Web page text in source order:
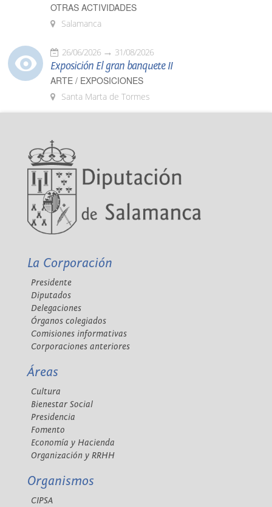
OTRAS ACTIVIDADES
Salamanca
26/06/2026 31/08/2026
Exposición El gran banquete II
ARTE / EXPOSICIONES
Santa Marta de Tormes
La Corporación
Presidente
Diputados
Delegaciones
Órganos colegiados
Comisiones informativas
Corporaciones anteriores
Áreas
Cultura
Bienestar Social
Presidencia
Fomento
Economía y Hacienda
Organización y RRHH
Organismos
CIPSA